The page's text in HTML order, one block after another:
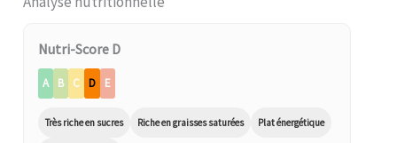
Nutri-Score D
A B C D E
Très riche en sucres Riche en graisses saturées Plat énergétique